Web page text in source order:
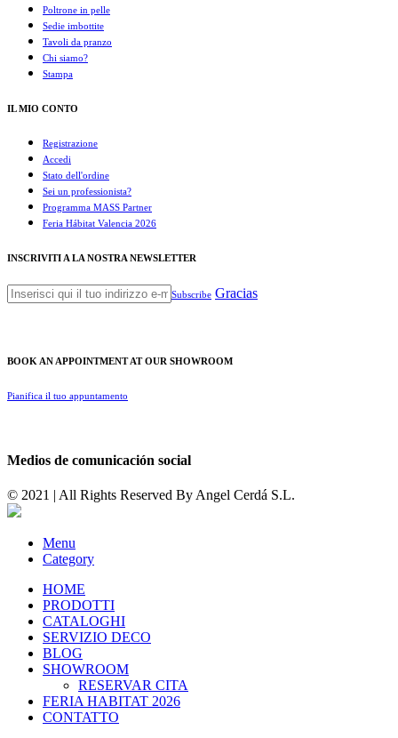
Poltrone in pelle
Sedie imbottite
Tavoli da pranzo
Chi siamo?
Stampa
IL MIO CONTO
Registrazione
Accedi
Stato dell'ordine
Sei un professionista?
Programma MASS Partner
Feria Hábitat Valencia 2026
INSCRIVITI A LA NOSTRA NEWSLETTER
Subscribe Gracias
BOOK AN APPOINTMENT AT OUR SHOWROOM
Pianifica il tuo appuntamento
Medios de comunicación social
© 2021 | All Rights Reserved By Angel Cerdá S.L.
Menu
Category
HOME
PRODOTTI
CATALOGHI
SERVIZIO DECO
BLOG
SHOWROOM
RESERVAR CITA
FERIA HABITAT 2026
CONTATTO